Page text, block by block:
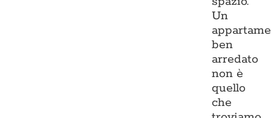
Un
ben
arredato
non è
quello
che